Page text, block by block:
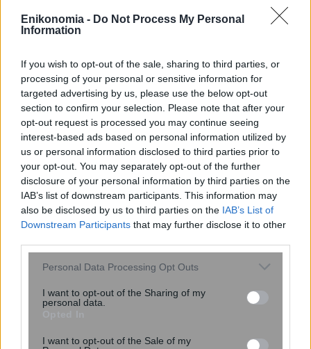
Enikonomia - Do Not Process My Personal
Information
If you wish to opt-out of the sale, sharing to third parties, or
processing of your personal or sensitive information for
targeted advertising by us, please use the below opt-out
section to confirm your selection. Please note that after your
opt-out request is processed you may continue seeing
interest-based ads based on personal information utilized by
us or personal information disclosed to third parties prior to
your opt-out. You may separately opt-out of the further
disclosure of your personal information by third parties on the
IAB’s list of downstream participants. This information may
also be disclosed by us to third parties on the IAB’s List of
Downstream Participants that may further disclose it to other
Please note that this website/app uses one or more Google
not limited to your visit or usage behaviour. You may click to
grant or deny consent to Google and its third-party tags to
consent section.
Personal Data Processing Opt Outs
I want to opt-out of the Sharing of my
personal data.
I want to opt-out of the Sale of my
Ελεύθερος με εντολή εισαγγελέα ο
οδηγός του αυτοκινήτου – Εκτός
κινδύνου νοσηλεύονται οι 2 αστ...
Αυξημένο το κόστος στις
χρήματα χρειάζεται μία οικογένεια